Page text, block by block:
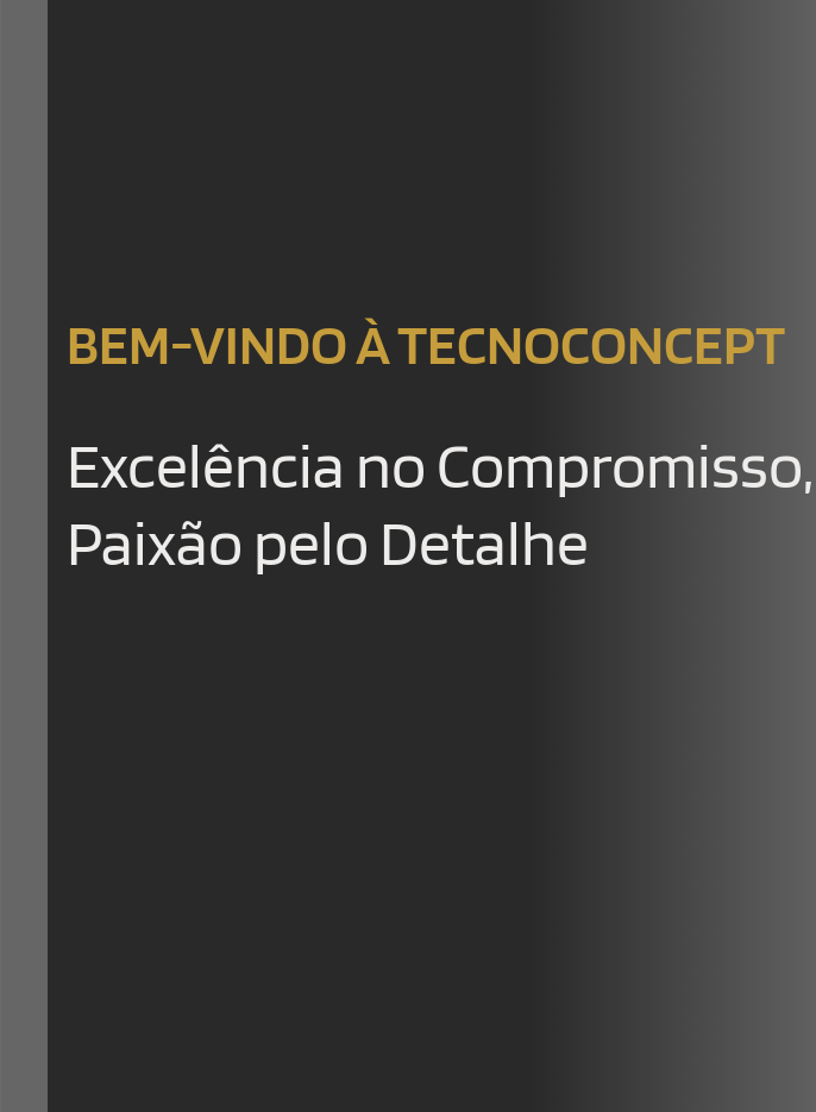
BEM-VINDO À TECNOCONCEPT
Excelência no Compromisso,
Paixão pelo Detalhe